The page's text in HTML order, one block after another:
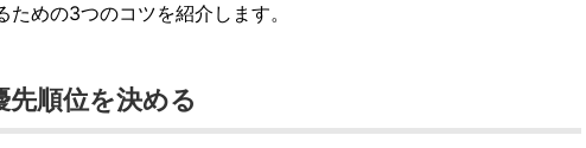
ための3つのコツを紹介します。
先順位を決める